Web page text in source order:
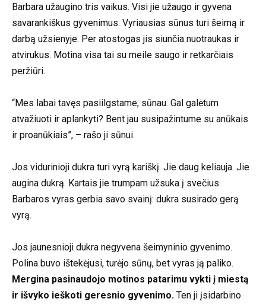
Barbara užaugino tris vaikus. Visi jie užaugo ir gyvena
savarankiškus gyvenimus. Vyriausias sūnus turi šeimą ir
darbą užsienyje. Per atostogas jis siunčia nuotraukas ir
atvirukus. Motina visa tai su meile saugo ir retkarčiais
peržiūri.
“Mes labai tavęs pasiilgstame, sūnau. Gal galėtum
atvažiuoti ir aplankyti? Bent jau susipažintume su anūkais
ir proanūkiais”, – rašo ji sūnui.
Jos vidurinioji dukra turi vyrą kariškį. Jie daug keliauja. Jie
augina dukrą. Kartais jie trumpam užsuka į svečius.
Barbaros vyras gerbia savo svainį: dukra susirado gerą
vyrą.
Jos jaunesnioji dukra negyvena šeimyninio gyvenimo.
Polina buvo ištekėjusi, turėjo sūnų, bet vyras ją paliko.
Mergina pasinaudojo motinos patarimu vykti į miestą
ir išvyko ieškoti geresnio gyvenimo. Ten ji įsidarbino